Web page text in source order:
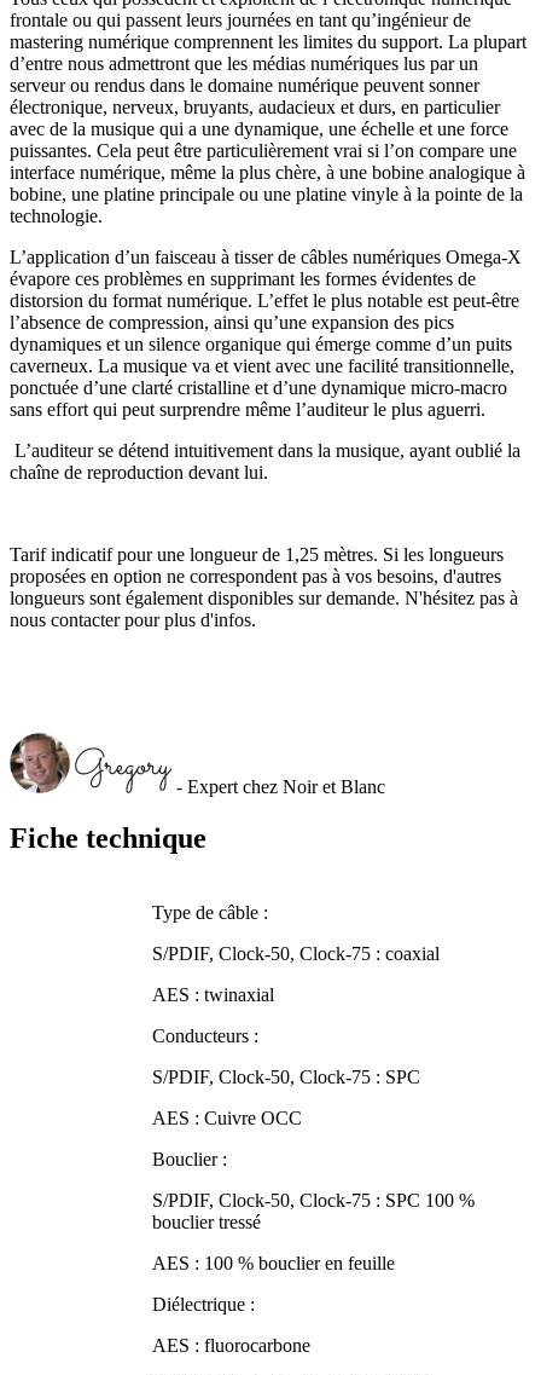
Fiche technique
Type de câble :
S/PDIF, Clock-50, Clock-75 : coaxial
AES : twinaxial
Conducteurs :
S/PDIF, Clock-50, Clock-75 : SPC
AES : Cuivre OCC
Bouclier :
S/PDIF, Clock-50, Clock-75 : SPC 100 %
bouclier tressé
AES : 100 % bouclier en feuille
Diélectrique :
AES : fluorocarbone
frontale ou qui passent leurs journées en tant qu’ingénieur de
mastering numérique comprennent les limites du support. La plupart
d’entre nous admettront que les médias numériques lus par un
serveur ou rendus dans le domaine numérique peuvent sonner
électronique, nerveux, bruyants, audacieux et durs, en particulier
avec de la musique qui a une dynamique, une échelle et une force
puissantes. Cela peut être particulièrement vrai si l’on compare une
interface numérique, même la plus chère, à une bobine analogique à
bobine, une platine principale ou une platine vinyle à la pointe de la
technologie.
L’application d’un faisceau à tisser de câbles numériques Omega-X
évapore ces problèmes en supprimant les formes évidentes de
distorsion du format numérique. L’effet le plus notable est peut-être
l’absence de compression, ainsi qu’une expansion des pics
dynamiques et un silence organique qui émerge comme d’un puits
caverneux. La musique va et vient avec une facilité transitionnelle,
ponctuée d’une clarté cristalline et d’une dynamique micro-macro
sans effort qui peut surprendre même l’auditeur le plus aguerri.
L’auditeur se détend intuitivement dans la musique, ayant oublié la
chaîne de reproduction devant lui.
Tarif indicatif pour une longueur de 1,25 mètres. Si les longueurs
proposées en option ne correspondent pas à vos besoins, d'autres
longueurs sont également disponibles sur demande. N'hésitez pas à
nous contacter pour plus d'infos.
- Expert chez Noir et Blanc